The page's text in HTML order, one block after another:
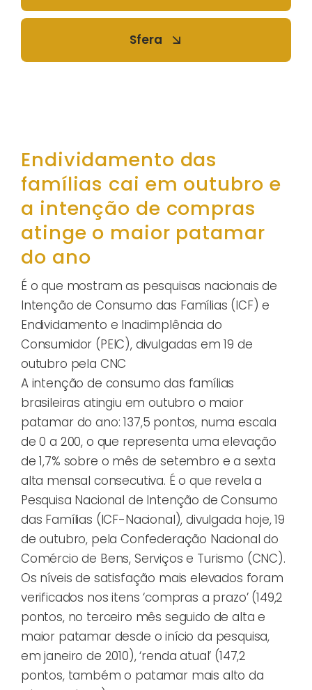
Sfera
Endividamento das
famílias cai em outubro e
a intenção de compras
atinge o maior patamar
do ano
É o que mostram as pesquisas nacionais de
Intenção de Consumo das Famílias (ICF) e
Endividamento e Inadimplência do
Consumidor (PEIC), divulgadas em 19 de
outubro pela CNC
A intenção de consumo das famílias
brasileiras atingiu em outubro o maior
patamar do ano: 137,5 pontos, numa escala
de 0 a 200, o que representa uma elevação
de 1,7% sobre o mês de setembro e a sexta
alta mensal consecutiva. É o que revela a
Pesquisa Nacional de Intenção de Consumo
das Famílias (ICF-Nacional), divulgada hoje, 19
de outubro, pela Confederação Nacional do
Comércio de Bens, Serviços e Turismo (CNC).
Os níveis de satisfação mais elevados foram
verificados nos itens ‘compras a prazo’ (149,2
pontos, no terceiro mês seguido de alta e
maior patamar desde o início da pesquisa,
em janeiro de 2010), ‘renda atual’ (147,2
pontos, também o patamar mais alto da